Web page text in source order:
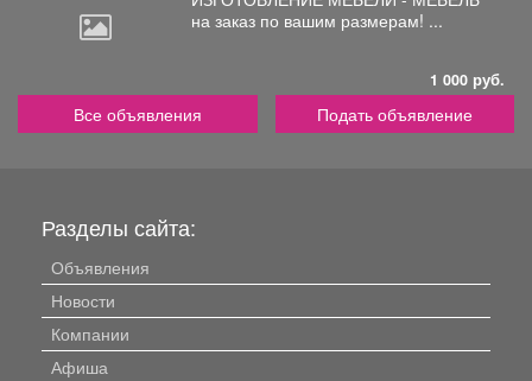
на заказ по вашим размерам! ...
1 000 руб.
Все объявления Подать объявление
Разделы сайта:
Объявления
Новости
Компании
Афиша